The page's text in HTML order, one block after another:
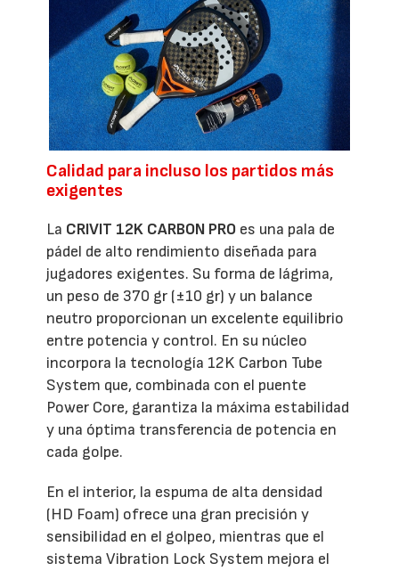
Calidad para incluso los partidos más
exigentes
La CRIVIT 12K CARBON PRO es una pala de
pádel de alto rendimiento diseñada para
jugadores exigentes. Su forma de lágrima,
un peso de 370 gr (±10 gr) y un balance
neutro proporcionan un excelente equilibrio
entre potencia y control. En su núcleo
incorpora la tecnología 12K Carbon Tube
System que, combinada con el puente
Power Core, garantiza la máxima estabilidad
y una óptima transferencia de potencia en
cada golpe.
En el interior, la espuma de alta densidad
(HD Foam) ofrece una gran precisión y
sensibilidad en el golpeo, mientras que el
sistema Vibration Lock System mejora el